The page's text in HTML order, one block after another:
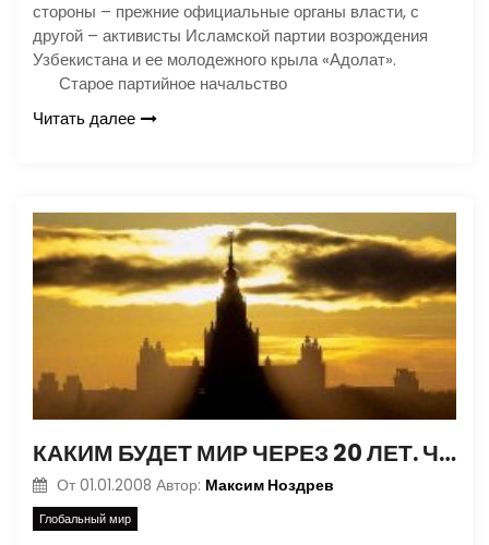
стороны – прежние официальные органы власти, с
другой – активисты Исламской партии возрождения
Узбекистана и ее молодежного крыла «Адолат».
Старое партийное начальство
Читать далее
КАКИМ БУДЕТ МИР ЧЕРЕЗ 20 ЛЕТ. ЧАСТИ II–IV
От 01.01.2008 Автор: Максим Ноздрев
Глобальный мир